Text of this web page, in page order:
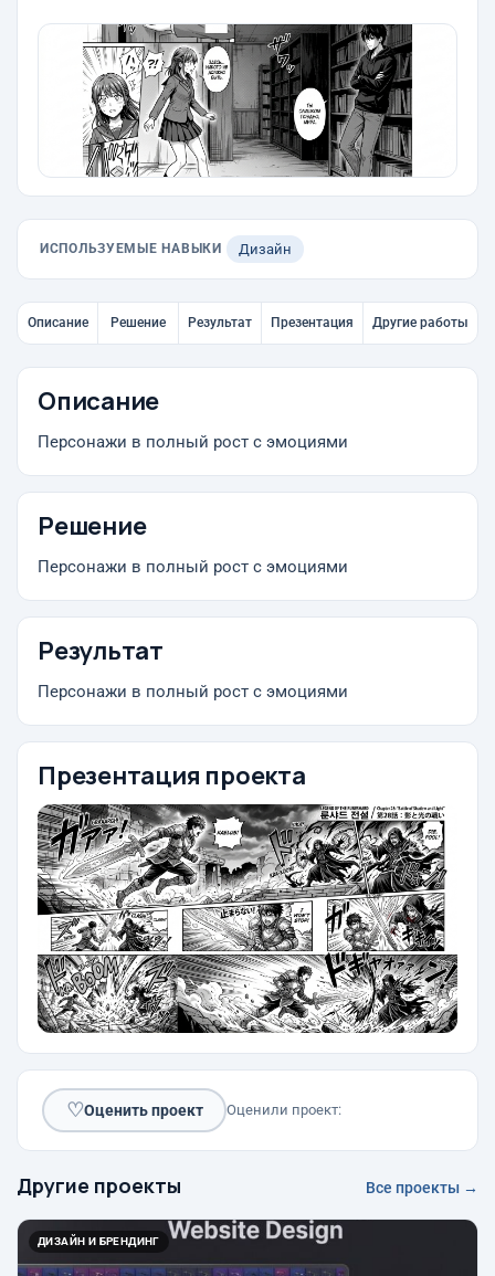
ИСПОЛЬЗУЕМЫЕ НАВЫКИ Дизайн
Описание Решение Результат Презентация Другие работы
Описание
Персонажи в полный рост с эмоциями
Решение
Персонажи в полный рост с эмоциями
Результат
Персонажи в полный рост с эмоциями
Презентация проекта
♡Оценить проект Оценили проект:
Другие проекты Все проекты →
ДИЗАЙН И БРЕНДИНГ